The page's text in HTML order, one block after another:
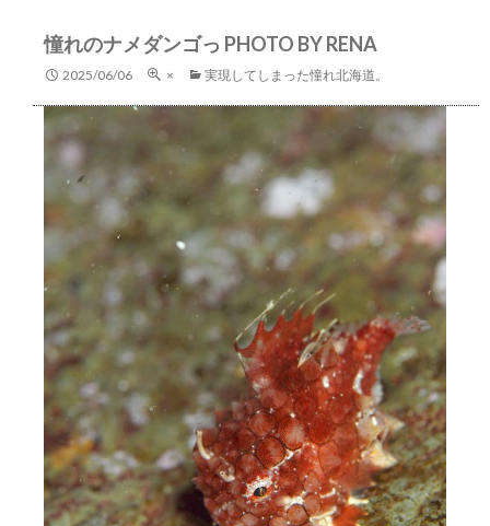
憧れのナメダンゴっ PHOTO BY RENA
2025/06/06 × 実現してしまった憧れ北海道。